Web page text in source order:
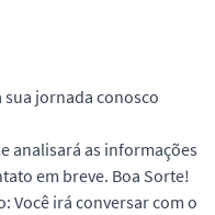
sua jornada conosco
analisará as informações
em breve. Boa Sorte!
Você irá conversar com o